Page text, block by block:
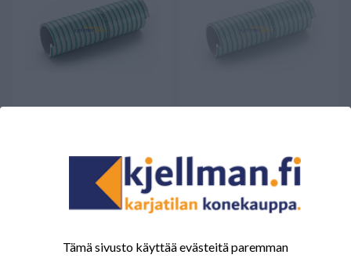
15,11 €
Varmista saatavuus
Tämä sivusto käyttää evästeitä paremman